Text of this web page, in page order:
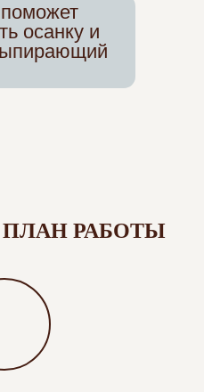
осанку и
РАБОТЫ